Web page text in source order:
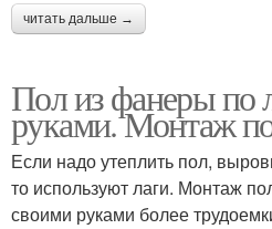
читать дальше →
Пол из фанеры по
руками. Монтаж
Если надо утеплить пол,
то используют лаги. Монтаж
своими руками более